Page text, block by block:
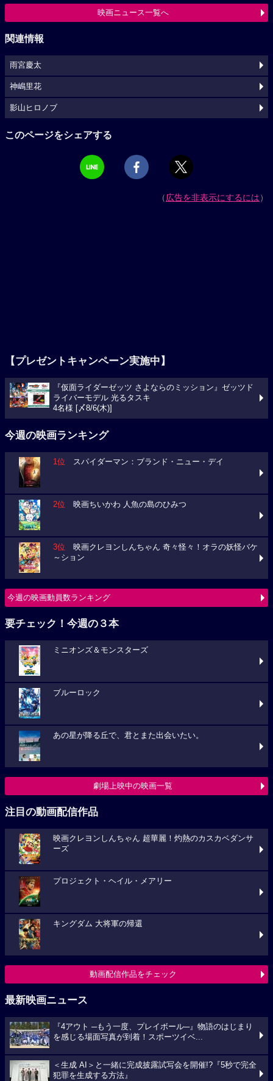
映画ニュース一覧へ
関連情報
雨宮慶太
神嶋里花
影山ヒロノブ
このページをシェアする
（広告を非表示にするには）
【プレゼントキャンペーン実施中】
『仮面ライダーゼッツ さよならのミッション』ゼッツド
ライバーモデル 光るタスキ
4名様 [〆8/6(木)]
今週の映画ランキング
1位 スパイダーマン：ブランド・ニュー・デイ
2位 映画ちいかわ 人魚の島のひみつ
3位 映画クレヨンしんちゃん 奇々怪々！オラの妖怪バケ
～ション
今週の映画動員数ランキング
要チェック！今週の３本
ミニオンズ＆モンスターズ
ブルーロック
あの星が降る丘で、君とまた出会いたい。
劇場上映中の映画一覧
注目の動画配信作品
映画クレヨンしんちゃん 超華麗！灼熱のカスカベダンサ
ーズ
プロジェクト・ヘイル・メアリー
キングダム 大将軍の帰還
動画配信作品をチェック
最新映画ニュース
『4アウト ─もう一度、プレイボール─』物語のはじまり
を感じる場面写真が到着！スポーツイベ...
＜生成 AI＞と一緒に完成披露試写会を開催!?『5秒で完全
犯罪を生成する方法』